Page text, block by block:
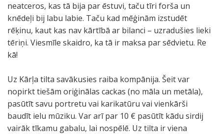
neatceros, kas tā bija par ēstuvi, taču tīri forša un
knēdeļi bij labu labie. Taču kad mēģinām izstudēt
rēķinu, kaut kas nav kārtībā ar bilanci – uzradušies lieki
tēriņi. Viesmīle skaidro, ka tā ir maksa par sēdvietu. Re
kā!
Uz Kārļa tilta savākusies raiba kompānija. Šeit var
nopirkt tiešām oriģinālas cackas (no māla un metāla),
pasūtīt savu portretu vai karikatūru vai vienkārši
baudīt ielu mūziku. Var arī par 10 € pasūtīt kādu sirdij
vairāk tīkamu gabalu, lai nospēlē. Uz tilta ir viena